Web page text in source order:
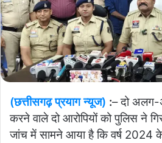
(छत्तीसगढ़ प्रयाग न्यूज) :– दो अलग-
करने वाले दो आरोपियों को पुलिस ने
जांच में सामने आया है कि वर्ष 2024